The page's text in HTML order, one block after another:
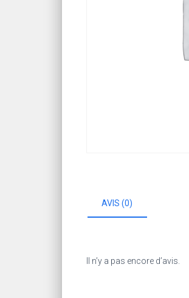
AVIS (0)
Il n’y a pas encore d’avis.